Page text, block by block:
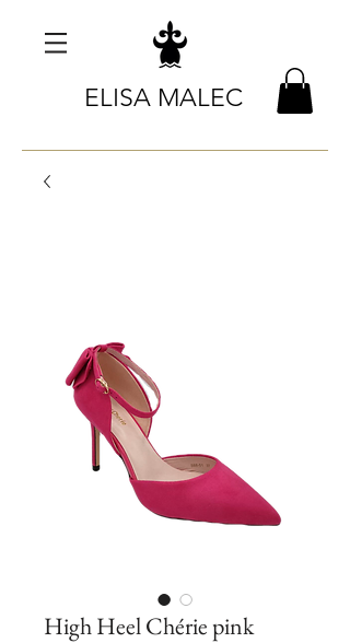
ELISA MALEC
High Heel Chérie pink